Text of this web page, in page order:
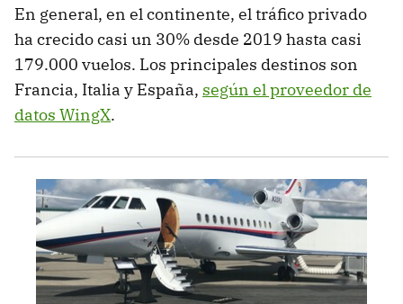
En general, en el continente, el tráfico privado
ha crecido casi un 30% desde 2019 hasta casi
179.000 vuelos. Los principales destinos son
Francia, Italia y España, según el proveedor de
datos WingX.